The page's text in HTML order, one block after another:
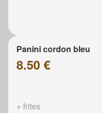
Panini cordon bleu
8.50 €
+ frites